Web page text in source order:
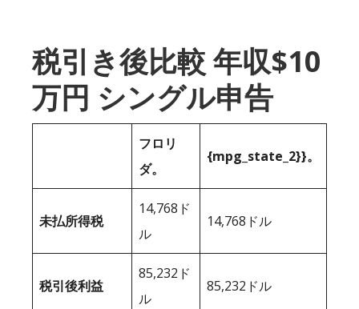
税引き後比較 年収$10
万円 シングル申告
フロリ
ダ。
{mpg_state_2}}。
未払所得税
14,768ド
ル
14,768ドル
税引後利益
85,232ド
ル
85,232ドル